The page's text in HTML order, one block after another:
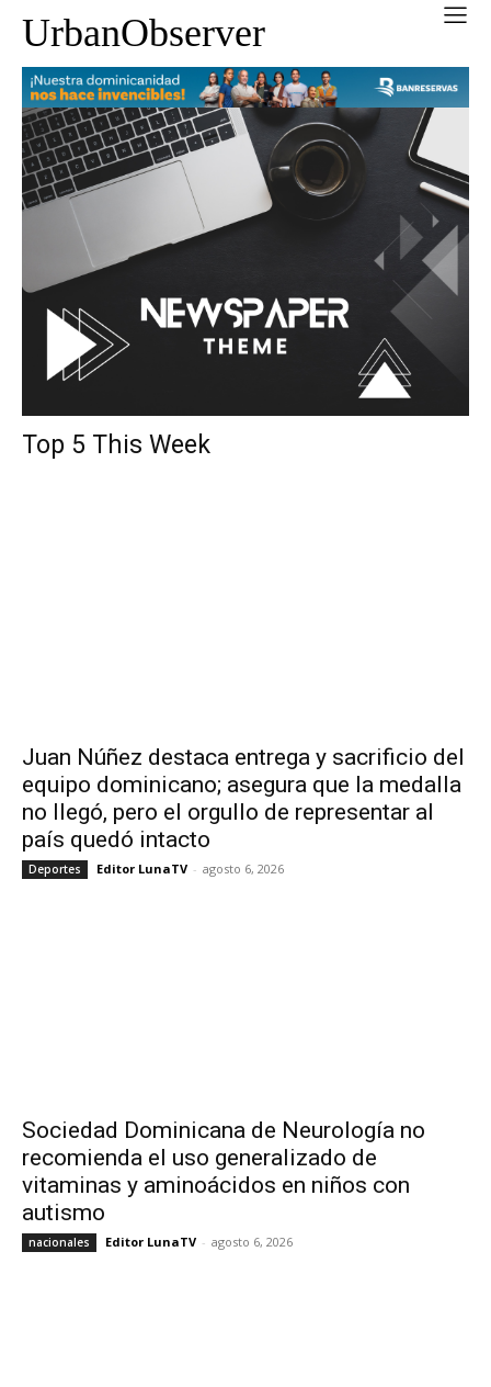
UrbanObserver
Top 5 This Week
Juan Núñez destaca entrega y sacrificio del
equipo dominicano; asegura que la medalla
no llegó, pero el orgullo de representar al
país quedó intacto
Deportes Editor LunaTV - agosto 6, 2026
Sociedad Dominicana de Neurología no
recomienda el uso generalizado de
vitaminas y aminoácidos en niños con
autismo
nacionales Editor LunaTV - agosto 6, 2026